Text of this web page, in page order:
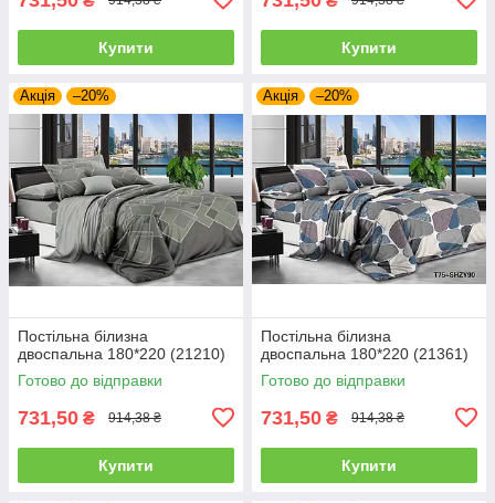
Купити Купити
Акція –20%
Постільна білизна
двоспальна 180*220 (21210)
Готово до відправки
731,50 ₴ 914,38 ₴
Купити
Акція –20%
Постільна білизна
двоспальна 180*220 (21361)
Готово до відправки
731,50 ₴ 914,38 ₴
Купити